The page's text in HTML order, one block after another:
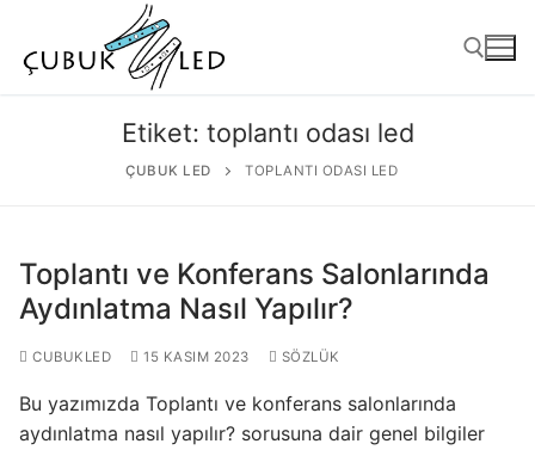
ÜRÜNLER
Etiket: toplantı odası led
ÇUBUK LED TOPLANTI ODASI LED
Toplantı ve Konferans Salonlarında
Aydınlatma Nasıl Yapılır?
CUBUKLED 15 KASIM 2023 SÖZLÜK
Bu yazımızda Toplantı ve konferans salonlarında
aydınlatma nasıl yapılır? sorusuna dair genel bilgiler